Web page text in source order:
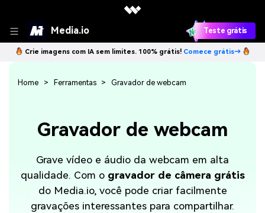
Media.io Teste grátis
Crie imagens com IA sem limites. 100% grátis! Comece grátis→
Gravador de webcam
Grave vídeo e áudio da webcam em alta
qualidade. Com o gravador de câmera grátis
do Media.io, você pode criar facilmente
gravações interessantes para compartilhar.
Home Ferramentas Gravador de webcam